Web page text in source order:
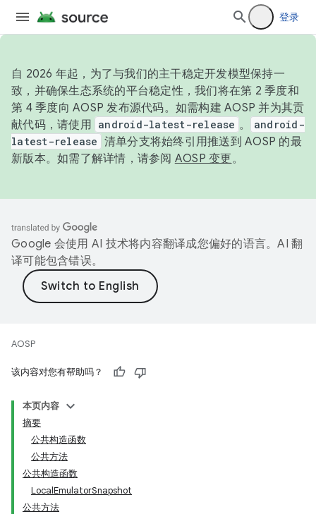
登录
自 2026 年起，为了与我们的主干稳定开发模型保持一
致，并确保生态系统的平台稳定性，我们将在第 2 季度和
第 4 季度向 AOSP 发布源代码。如需构建 AOSP 并为其贡
献代码，请使用 android-latest-release 。
android-
latest-release 清单分支将始终引用推送到 AOSP 的最
新版本。如需了解详情，请参阅 AOSP 变更。
Google 会使用 AI 技术将内容翻译成您偏好的语言。AI 翻
译可能包含错误。
AOSP
该内容对您有帮助吗？
本页内容
摘要
公共构造函数
公共方法
公共构造函数
LocalEmulatorSnapshot
公共方法